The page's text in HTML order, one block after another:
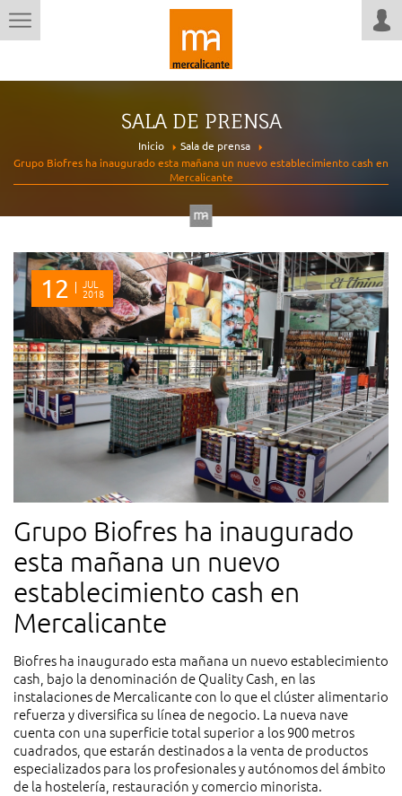
SALA DE PRENSA
Inicio
Sala de prensa
Grupo Biofres ha inaugurado esta mañana un nuevo establecimiento cash en
Mercalicante
12 JUL
2018
Grupo Biofres ha inaugurado
esta mañana un nuevo
establecimiento cash en
Mercalicante
Biofres ha inaugurado esta mañana un nuevo establecimiento
cash, bajo la denominación de Quality Cash, en las
instalaciones de Mercalicante con lo que el clúster alimentario
refuerza y diversifica su línea de negocio. La nueva nave
cuenta con una superficie total superior a los 900 metros
cuadrados, que estarán destinados a la venta de productos
especializados para los profesionales y autónomos del ámbito
de la hostelería, restauración y comercio minorista.